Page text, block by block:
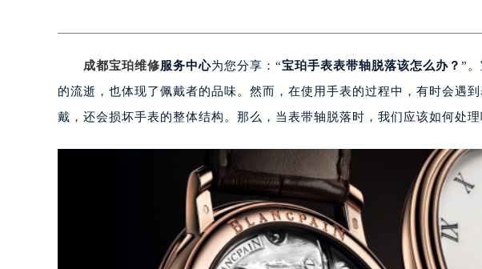
成都宝珀维修服务中心为您分享：“宝珀手表表带轴脱落该怎么办？ ”
的流逝，也体现了佩戴者的品味。然而，在使用手表的过程中，有时会遇
戴，还会损坏手表的整体结构。那么，当表带轴脱落时，我们应该如何处理